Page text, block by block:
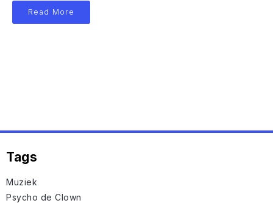
Read More
Tags
Muziek
Psycho de Clown